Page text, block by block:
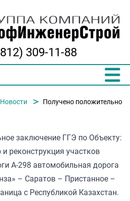
309-11-88
"ПрофИнженерСтрой"
Новости Получено положительное
заключение ГГЭ по Объекту:
и реконструкция участков
А-298 автомобильная дорога
– Саратов – Пристанное –
с Республикой Казахстан.